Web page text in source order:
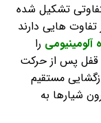
تشکیل شده
هایی دارند
را
قفل پس از حرکت
مستقیم
شیارها به